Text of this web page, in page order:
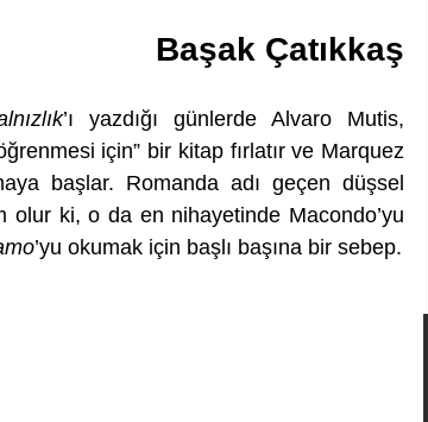
Başak Çatıkkaş
’ı yazdığı günlerde Alvaro Mutis,
için” bir kitap fırlatır ve Marquez
başlar. Romanda adı geçen düşsel
olur ki, o da en nihayetinde Macondo’yu
’yu okumak için başlı başına bir sebep.